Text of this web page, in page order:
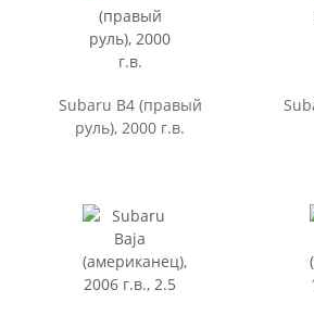
Subaru B4 (правый
руль), 2000 г.в.